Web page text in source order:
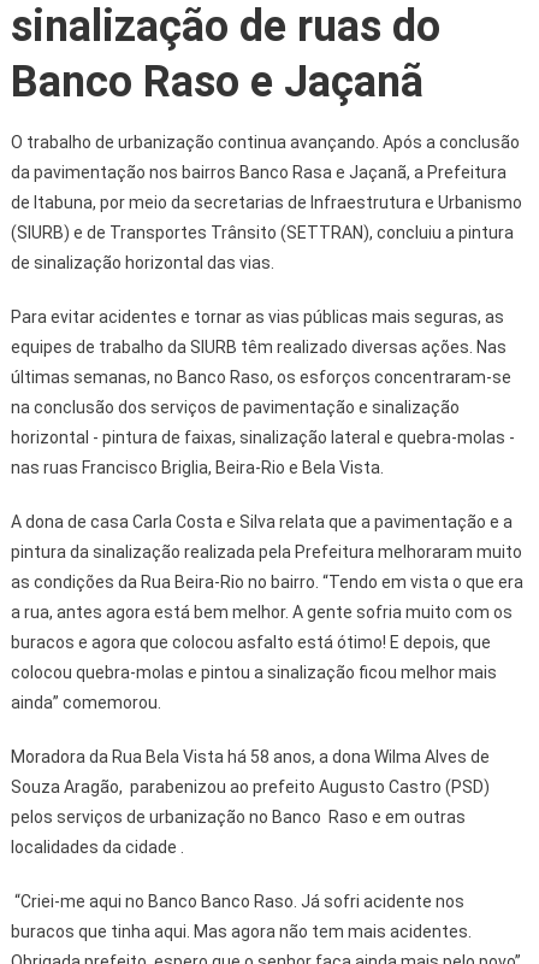
sinalização de ruas do
Banco Raso e Jaçanã
O trabalho de urbanização continua avançando. Após a conclusão
da pavimentação nos bairros Banco Rasa e Jaçanã, a Prefeitura
de Itabuna, por meio da secretarias de Infraestrutura e Urbanismo
(SIURB) e de Transportes Trânsito (SETTRAN), concluiu a pintura
de sinalização horizontal das vias.
Para evitar acidentes e tornar as vias públicas mais seguras, as
equipes de trabalho da SIURB têm realizado diversas ações. Nas
últimas semanas, no Banco Raso, os esforços concentraram-se
na conclusão dos serviços de pavimentação e sinalização
horizontal - pintura de faixas, sinalização lateral e quebra-molas -
nas ruas Francisco Briglia, Beira-Rio e Bela Vista.
A dona de casa Carla Costa e Silva relata que a pavimentação e a
pintura da sinalização realizada pela Prefeitura melhoraram muito
as condições da Rua Beira-Rio no bairro. “Tendo em vista o que era
a rua, antes agora está bem melhor. A gente sofria muito com os
buracos e agora que colocou asfalto está ótimo! E depois, que
colocou quebra-molas e pintou a sinalização ficou melhor mais
ainda” comemorou.
Moradora da Rua Bela Vista há 58 anos, a dona Wilma Alves de
Souza Aragão, parabenizou ao prefeito Augusto Castro (PSD)
pelos serviços de urbanização no Banco Raso e em outras
localidades da cidade .
“Criei-me aqui no Banco Banco Raso. Já sofri acidente nos
buracos que tinha aqui. Mas agora não tem mais acidentes.